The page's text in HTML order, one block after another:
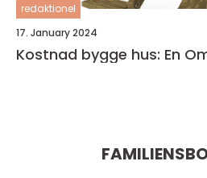
redaktionel
17. January 2024
Kostnad bygge hus: En